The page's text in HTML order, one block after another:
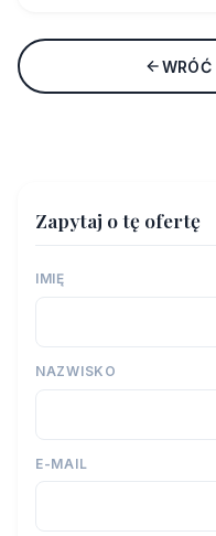
Zapytaj o tę ofertę
IMIĘ
NAZWISKO
E-MAIL